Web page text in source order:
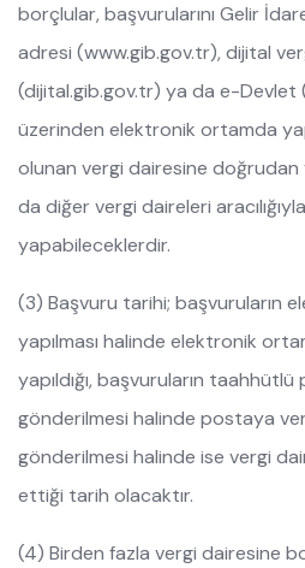
borçlular, başvurularını Gelir
adresi (www.gib.gov.tr), dijital
(dijital.gib.gov.tr) ya da e-Devlet
üzerinden elektronik ortamda
olunan vergi dairesine
da diğer vergi daireleri
yapabileceklerdir.
(3) Başvuru tarihi; başvuruların
yapılması halinde elektronik
yapıldığı, başvuruların
gönderilmesi halinde postaya
gönderilmesi halinde ise vergi
ettiği tarih olacaktır.
(4) Birden fazla vergi dairesine